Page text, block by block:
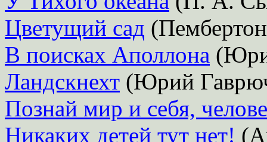
Цветущий сад
В поисках Аполлона
Ландскнехт (Юрий
Познай мир и себя,
Никаких детей тут нет!